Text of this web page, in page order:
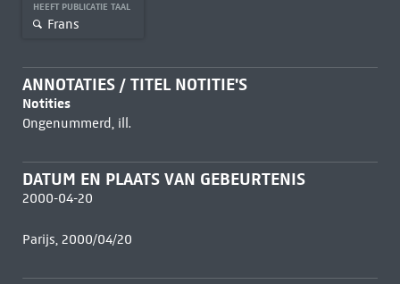
HEEFT PUBLICATIE TAAL
Frans
ANNOTATIES / TITEL NOTITIE'S
Notities
Ongenummerd, ill.
DATUM EN PLAATS VAN GEBEURTENIS
2000-04-20
Parijs, 2000/04/20